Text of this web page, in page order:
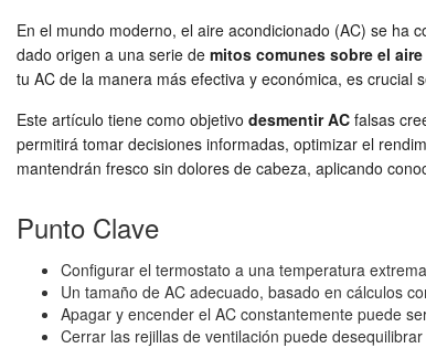
En el mundo moderno, el aire acondicionado (AC) se ha
dado origen a una serie de mitos comunes sobre el
tu AC de la manera más efectiva y económica, es crucial
Este artículo tiene como objetivo desmentir AC falsas
permitirá tomar decisiones informadas, optimizar el
mantendrán fresco sin dolores de cabeza, aplicando
Punto Clave
Configurar el termostato a una temperatura
Un tamaño de AC adecuado, basado en cálculos
Apagar y encender el AC constantemente puede
Cerrar las rejillas de ventilación puede